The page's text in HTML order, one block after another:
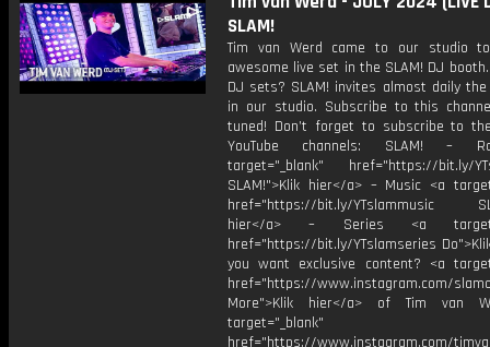
SLAM!
Tim van Werd came to our studio
awesome live set in the SLAM! DJ
DJ sets? SLAM! invites almost daily
in our studio. Subscribe to this
tuned! Don’t forget to subscribe to
YouTube channels: SLAM! –
target="_blank" href="https://bit.ly/
SLAM!">Klik hier</a> – Music <a
href="https://bit.ly/YTslammusic
hier</a> – Series <a
href="https://bit.ly/YTslamseries
you want exclusive content? <a
href="https://www.instagram.com/
More">Klik hier</a> of Tim van
target="_blank"
href="https://www.instagram.com/